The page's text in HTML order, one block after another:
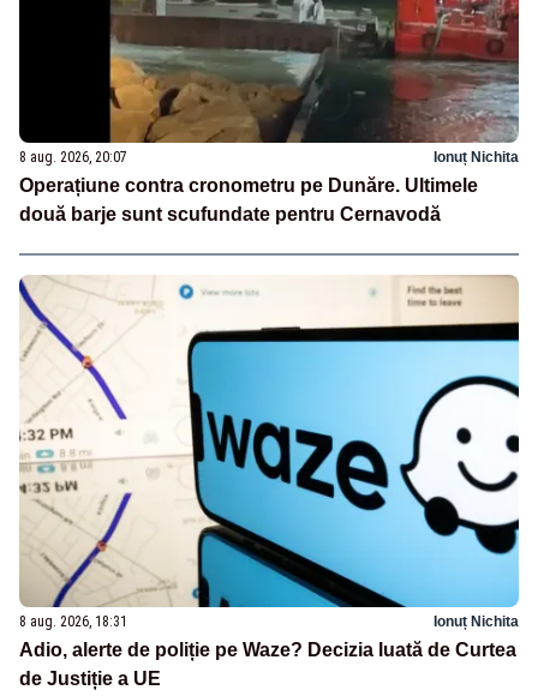
8 aug. 2026, 20:07 Ionuț Nichita
Operațiune contra cronometru pe Dunăre. Ultimele
două barje sunt scufundate pentru Cernavodă
8 aug. 2026, 18:31 Ionuț Nichita
Adio, alerte de poliție pe Waze? Decizia luată de Curtea
de Justiție a UE